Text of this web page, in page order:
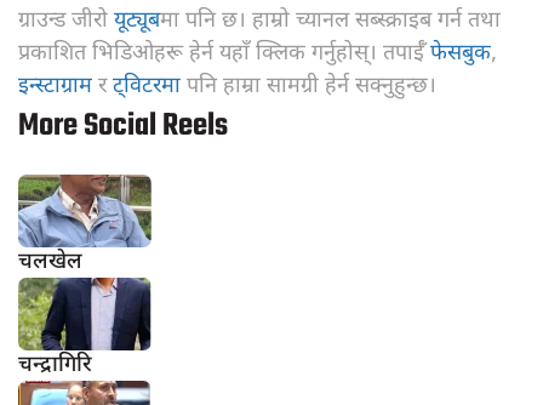
ग्राउन्ड जीरो यूट्यूबमा पनि छ। हाम्रो च्यानल सब्स्क्राइब गर्न तथा
प्रकाशित भिडिओहरू हेर्न यहाँ क्लिक गर्नुहोस्। तपाईँफेसबुक,
इन्स्टाग्राम रट्विटरमा पनि हाम्रा सामग्री हेर्न सक्नुहुन्छ।
More Social Reels
चलखेल
चन्द्रागिरि